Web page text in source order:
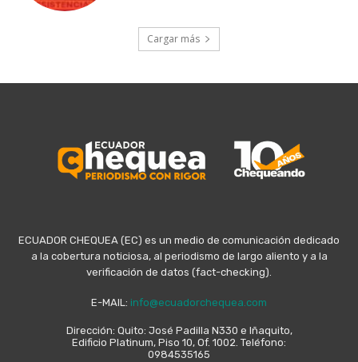
Cargar más
ECUADOR CHEQUEA (EC) es un medio de comunicación dedicado
a la cobertura noticiosa, al periodismo de largo aliento y a la
verificación de datos (fact-checking).
E-MAIL: info@ecuadorchequea.com
Dirección: Quito: José Padilla N330 e Iñaquito,
Edificio Platinum, Piso 10, Of. 1002. Teléfono:
0984535165